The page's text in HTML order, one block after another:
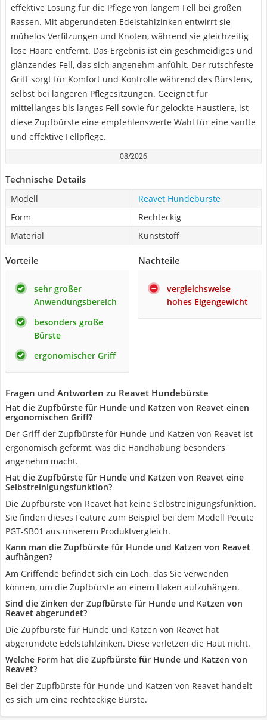
effektive Lösung für die Pflege von langem Fell bei großen
Rassen. Mit abgerundeten Edelstahlzinken entwirrt sie
mühelos Verfilzungen und Knoten, während sie gleichzeitig
lose Haare entfernt. Das Ergebnis ist ein geschmeidiges und
glänzendes Fell, das sich angenehm anfühlt. Der rutschfeste
Griff sorgt für Komfort und Kontrolle während des Bürstens,
selbst bei längeren Pflegesitzungen. Geeignet für
mittellanges bis langes Fell sowie für gelockte Haustiere, ist
diese Zupfbürste eine empfehlenswerte Wahl für eine sanfte
und effektive Fellpflege.
08/2026
Technische Details
Modell
Reavet Hundebürste
Form
Rechteckig
Material
Kunststoff
Vorteile
sehr großer
Anwendungsbereich
besonders große
Bürste
ergonomischer Griff
Nachteile
vergleichsweise
hohes Eigengewicht
Fragen und Antworten zu Reavet Hundebürste
Hat die Zupfbürste für Hunde und Katzen von Reavet einen
ergonomischen Griff?
Der Griff der Zupfbürste für Hunde und Katzen von Reavet ist
ergonomisch geformt, was die Handhabung besonders
angenehm macht.
Hat die Zupfbürste für Hunde und Katzen von Reavet eine
Selbstreinigungsfunktion?
Die Zupfbürste von Reavet hat keine Selbstreinigungsfunktion.
Sie finden dieses Feature zum Beispiel bei dem Modell Pecute
‎PGT-SB01 aus unserem Produktvergleich.
Kann man die Zupfbürste für Hunde und Katzen von Reavet
aufhängen?
Am Griffende befindet sich ein Loch, das Sie verwenden
können, um die Zupfbürste an einem Haken aufzuhängen.
Sind die Zinken der Zupfbürste für Hunde und Katzen von
Reavet abgerundet?
Die Zupfbürste für Hunde und Katzen von Reavet hat
abgerundete Edelstahlzinken. Diese verletzen die Haut nicht.
Welche Form hat die Zupfbürste für Hunde und Katzen von
Reavet?
Bei der Zupfbürste für Hunde und Katzen von Reavet handelt
es sich um eine rechteckige Bürste.